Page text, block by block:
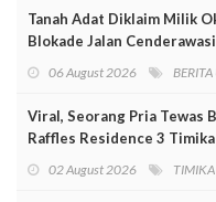
Tanah Adat Diklaim Milik
Blokade Jalan
06 August 2026
Viral, Seorang Pria Tewas
Raffles Residence 3 Timika
02 August 2026 TIMIKA